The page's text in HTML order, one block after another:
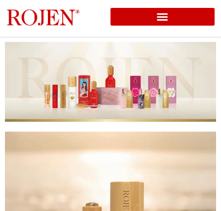
コ
ン
キ
ッ